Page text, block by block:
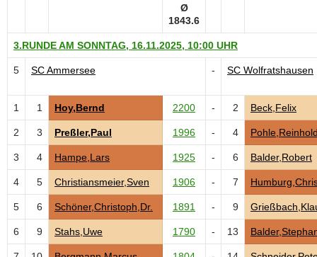
Ø
1843.6
3.RUNDE AM SONNTAG, 16.11.2025, 10:00 UHR
5 SC Ammersee - SC Wolfratshausen
1 1 Hoy,Bernd 2200 - 2 Beck,Felix
2 3 Preßler,Paul 1996 - 4
3 4 Hampe,Lars 1925 - 6 Balder,Robert
4 5 Christiansmeier,Sven 1906 - 7
5 6 Schöner,Christoph,Dr. 1891 - 9
6 9 Stahs,Uwe 1790 - 13